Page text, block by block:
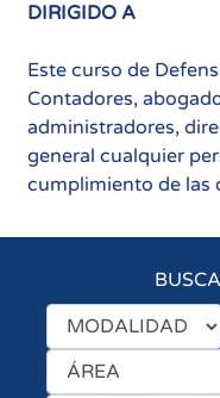
DIRIGIDO A
Este curso de
Contadores,
administradores,
general cualquier
cumplimiento de las